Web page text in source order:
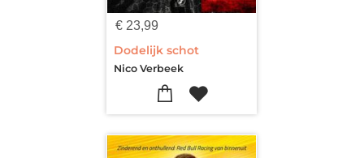
€ 23,99
Dodelijk schot
Nico Verbeek